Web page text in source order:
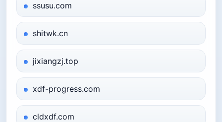
ssusu.com
shitwk.cn
jixiangzj.top
xdf-progress.com
cldxdf.com